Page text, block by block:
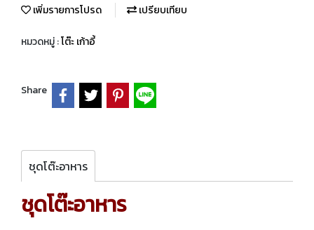
เพิ่มรายการโปรด เปรียบเทียบ
หมวดหมู่ :โต๊ะ เก้าอี้
Share
ชุดโต๊ะอาหาร
ชุดโต๊ะอาหาร